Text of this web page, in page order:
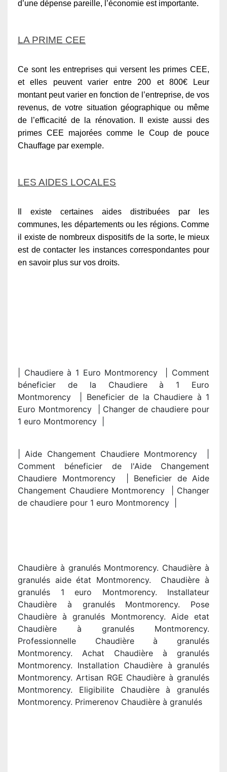
d’une dépense pareille, l’économie est importante.
LA PRIME CEE
Ce sont les entreprises qui versent les primes CEE,
et elles peuvent varier entre 200 et 800€ Leur
montant peut varier en fonction de l’entreprise, de vos
revenus, de votre situation géographique ou même
de l’efficacité de la rénovation. Il existe aussi des
primes CEE majorées comme le Coup de pouce
Chauffage par exemple.
LES AIDES LOCALES
Il existe certaines aides distribuées par les
communes, les départements ou les régions. Comme
il existe de nombreux dispositifs de la sorte, le mieux
est de contacter les instances correspondantes pour
en savoir plus sur vos droits.
| Chaudiere à 1 Euro Montmorency | Comment
béneficier de la Chaudiere à 1 Euro
Montmorency | Beneficier de la Chaudiere à 1
Euro Montmorency | Changer de chaudiere pour
1 euro Montmorency |
| Aide Changement Chaudiere Montmorency |
Comment béneficier de l'Aide Changement
Chaudiere Montmorency | Beneficier de Aide
Changement Chaudiere Montmorency | Changer
de chaudiere pour 1 euro Montmorency |
Chaudière à granulés Montmorency. Chaudière à
granulés aide état Montmorency. Chaudière à
granulés 1 euro Montmorency. Installateur
Chaudière à granulés Montmorency. Pose
Chaudière à granulés Montmorency. Aide etat
Chaudière à granulés Montmorency.
Professionnelle Chaudière à granulés
Montmorency. Achat Chaudière à granulés
Montmorency. Installation Chaudière à granulés
Montmorency. Artisan RGE Chaudière à granulés
Montmorency. Eligibilite Chaudière à granulés
Montmorency. Primerenov Chaudière à granulés